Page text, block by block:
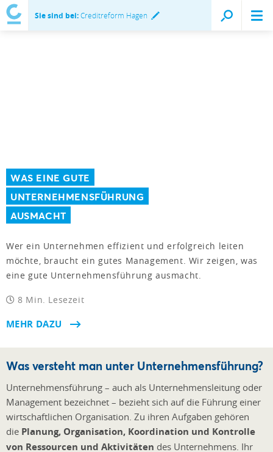
Sie sind bei:Creditreform Hagen
WAS EINE GUTE
UNTERNEHMENSFÜHRUNG
AUSMACHT
Wer ein Unternehmen effizient und erfolgreich leiten
möchte, braucht ein gutes Management. Wir zeigen, was
eine gute Unternehmensführung ausmacht.
8 Min. Lesezeit
MEHR DAZU
Was versteht man unter Unternehmensführung?
Unternehmensführung – auch als Unternehmensleitung oder
Management bezeichnet – bezieht sich auf die Führung einer
wirtschaftlichen Organisation. Zu ihren Aufgaben gehören
die Planung, Organisation, Koordination und Kontrolle
von Ressourcen und Aktivitäten des Unternehmens. Ihr